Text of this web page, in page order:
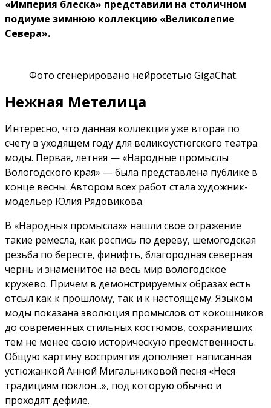
«Империя блеска» представили на столичном
подиуме зимнюю коллекцию «Великолепие
Севера».
Фото сгенерировано нейросетью GigaChat.
Нежная Метелица
Интересно, что данная коллекция уже вторая по
счету в уходящем году для великоустюгского театра
моды. Первая, летняя — «Народные промыслы
Вологодского края» — была представлена публике в
конце весны. Автором всех работ стала художник-
модельер Юлия Рядовикова.
В «Народных промыслах» нашли свое отражение
такие ремесла, как роспись по дереву, шемогодская
резьба по бересте, финифть, благородная северная
чернь и знаменитое на весь мир вологодское
кружево. Причем в демонстрируемых образах есть
отсыл как к прошлому, так и к настоящему. Языком
моды показана эволюция промыслов от кокошников
до современных стильных костюмов, сохранивших
тем не менее свою историческую преемственность.
Общую картину восприятия дополняет написанная
устюжанкой Анной Мигальниковой песня «Неся
традициям поклон...», под которую обычно и
проходят дефиле.